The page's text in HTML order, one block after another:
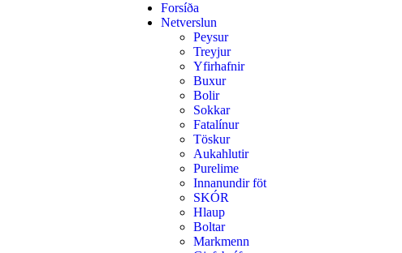
Forsíða
Netverslun
Peysur
Treyjur
Yfirhafnir
Buxur
Bolir
Sokkar
Fatalínur
Töskur
Aukahlutir
Purelime
Innanundir föt
SKÓR
Hlaup
Boltar
Markmenn